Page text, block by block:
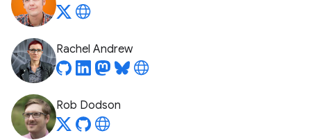
Rachel Andrew
Rob Dodson